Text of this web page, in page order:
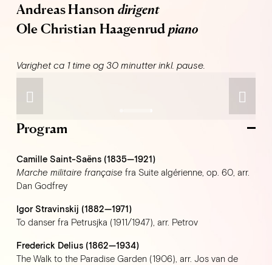
Andreas Hanson dirigent
Ole Christian Haagenrud piano
Varighet ca 1 time og 30 minutter inkl. pause.
Program
Camille Saint-Saëns (1835—1921)
Marche militaire française fra Suite algérienne, op. 60, arr.
Dan Godfrey
Igor Stravinskij (1882—1971)
To danser fra Petrusjka (1911/1947), arr. Petrov
Frederick Delius (1862—1934)
The Walk to the Paradise Garden (1906), arr. Jos van de